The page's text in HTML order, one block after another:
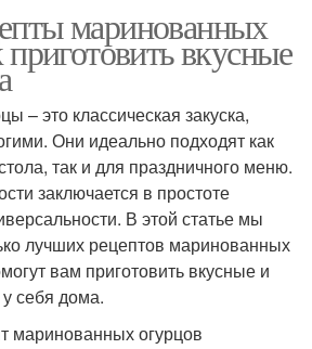
маринованных
вкусные
– это классическая закуска,
Они идеально подходят как
так и для праздничного меню.
заключается в простоте
В этой статье мы
лучших рецептов маринованных
вам приготовить вкусные и
себя дома.
маринованных огурцов